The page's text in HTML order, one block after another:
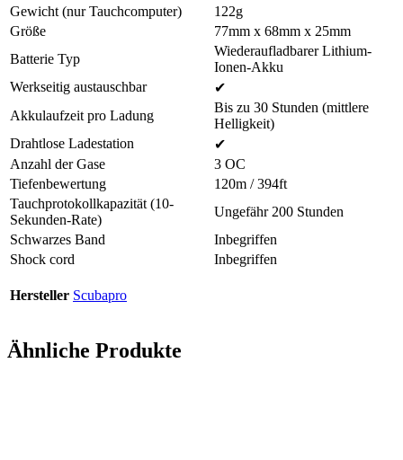
Gewicht (nur Tauchcomputer)
122g
Größe
77mm x 68mm x 25mm
Batterie Typ
Wiederaufladbarer Lithium-
Ionen-Akku
Werkseitig austauschbar
✔
Akkulaufzeit pro Ladung
Bis zu 30 Stunden (mittlere
Helligkeit)
Drahtlose Ladestation
✔
Anzahl der Gase
3 OC
Tiefenbewertung
120m / 394ft
Tauchprotokollkapazität (10-
Sekunden-Rate)
Ungefähr 200 Stunden
Schwarzes Band
Inbegriffen
Shock cord
Inbegriffen
Hersteller Scubapro
Ähnliche Produkte